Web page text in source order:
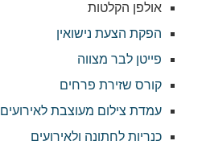
אולפן הקלטות
הפקת הצעת נישואין
פייטן לבר מצווה
קורס שזירת פרחים
עמדת צילום מעוצבת לאירועים
כנריות לחתונה ולאירועים